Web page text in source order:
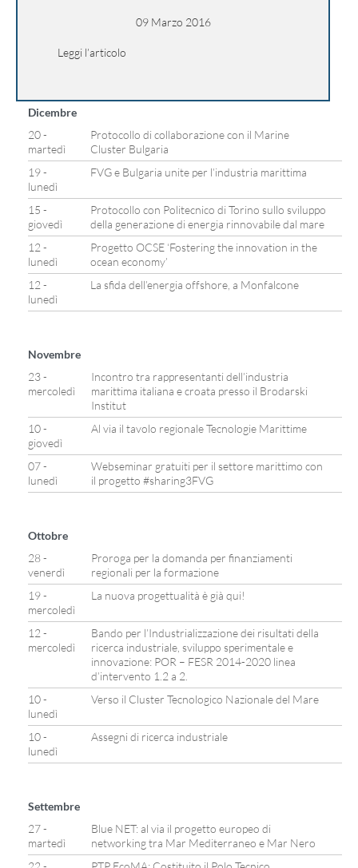
09 Marzo 2016
Leggi l’articolo
Dicembre
20 -
martedì
Protocollo di collaborazione con il Marine
Cluster Bulgaria
19 -
lunedì
FVG e Bulgaria unite per l’industria marittima
15 -
giovedì
Protocollo con Politecnico di Torino sullo sviluppo
della generazione di energia rinnovabile dal mare
12 -
lunedì
Progetto OCSE ‘Fostering the innovation in the
ocean economy’
12 -
lunedì
La sfida dell’energia offshore, a Monfalcone
Novembre
23 -
mercoledì
Incontro tra rappresentanti dell’industria
marittima italiana e croata presso il Brodarski
Institut
10 -
giovedì
Al via il tavolo regionale Tecnologie Marittime
07 -
lunedì
Webseminar gratuiti per il settore marittimo con
il progetto #sharing3FVG
Ottobre
28 -
venerdì
Proroga per la domanda per finanziamenti
regionali per la formazione
19 -
mercoledì
La nuova progettualità è già qui!
12 -
mercoledì
Bando per l’Industrializzazione dei risultati della
ricerca industriale, sviluppo sperimentale e
innovazione: POR – FESR 2014-2020 linea
d’intervento 1.2 a 2.
10 -
lunedì
Verso il Cluster Tecnologico Nazionale del Mare
10 -
lunedì
Assegni di ricerca industriale
Settembre
27 -
martedì
Blue NET: al via il progetto europeo di
networking tra Mar Mediterraneo e Mar Nero